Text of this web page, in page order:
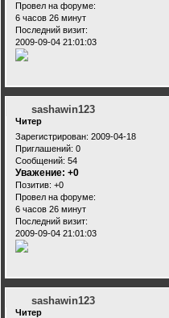
Провел на форуме:
6 часов 26 минут
Последний визит:
2009-09-04 21:01:03
sashawin123
Читер
Зарегистрирован: 2009-04-18
Приглашений: 0
Сообщений: 54
Уважение: +0
Позитив: +0
Провел на форуме:
6 часов 26 минут
Последний визит:
2009-09-04 21:01:03
sashawin123
Читер